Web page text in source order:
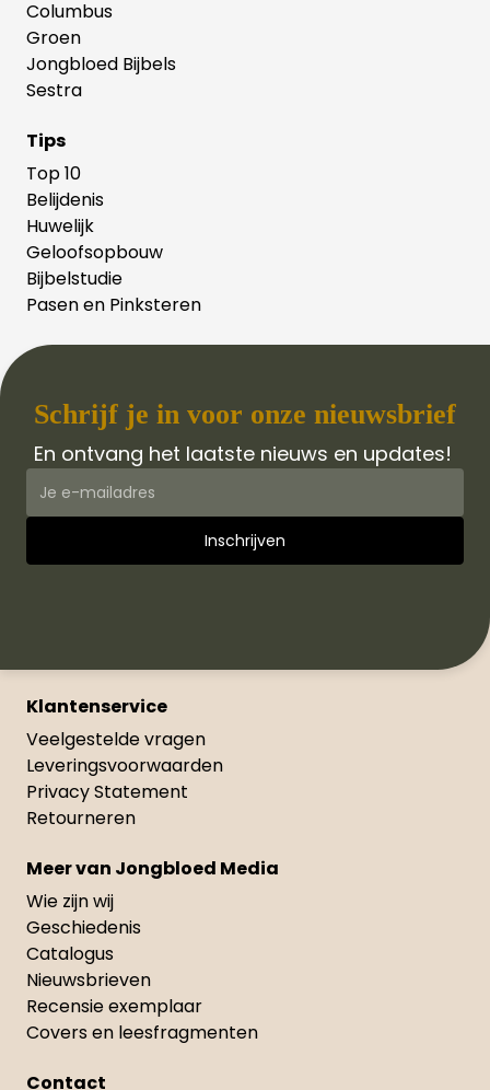
Columbus
Groen
Jongbloed Bijbels
Sestra
Tips
Top 10
Belijdenis
Huwelijk
Geloofsopbouw
Bijbelstudie
Pasen en Pinksteren
Schrijf je in voor onze nieuwsbrief
En ontvang het laatste nieuws en updates!
Klantenservice
Veelgestelde vragen
Leveringsvoorwaarden
Privacy Statement
Retourneren
Meer van Jongbloed Media
Wie zijn wij
Geschiedenis
Catalogus
Nieuwsbrieven
Recensie exemplaar
Covers en leesfragmenten
Contact